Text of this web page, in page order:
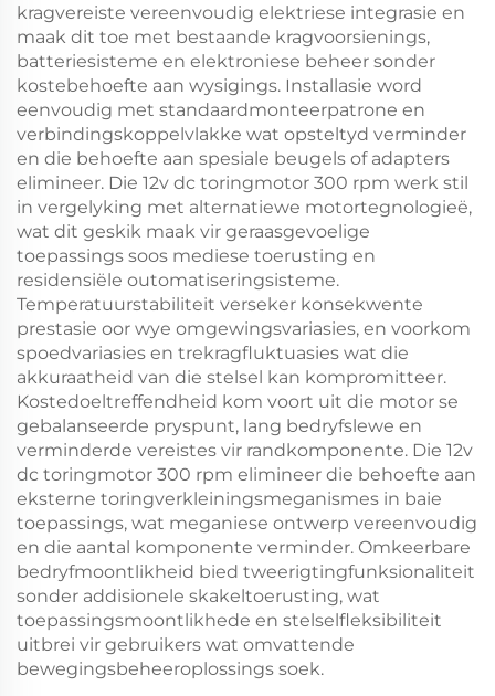
kragvereiste vereenvoudig elektriese integrasie en
maak dit toe met bestaande kragvoorsienings,
batteriesisteme en elektroniese beheer sonder
kostebehoefte aan wysigings. Installasie word
eenvoudig met standaardmonteerpatrone en
verbindingskoppelvlakke wat opsteltyd verminder
en die behoefte aan spesiale beugels of adapters
elimineer. Die 12v dc toringmotor 300 rpm werk stil
in vergelyking met alternatiewe motortegnologieë,
wat dit geskik maak vir geraasgevoelige
toepassings soos mediese toerusting en
residensiële outomatiseringsisteme.
Temperatuurstabiliteit verseker konsekwente
prestasie oor wye omgewingsvariasies, en voorkom
spoedvariasies en trekragfluktuasies wat die
akkuraatheid van die stelsel kan kompromitteer.
Kostedoeltreffendheid kom voort uit die motor se
gebalanseerde pryspunt, lang bedryfslewe en
verminderde vereistes vir randkomponente. Die 12v
dc toringmotor 300 rpm elimineer die behoefte aan
eksterne toringverkleiningsmeganismes in baie
toepassings, wat meganiese ontwerp vereenvoudig
en die aantal komponente verminder. Omkeerbare
bedryfmoontlikheid bied tweerigtingfunksionaliteit
sonder addisionele skakeltoerusting, wat
toepassingsmoontlikhede en stelselfleksibiliteit
uitbrei vir gebruikers wat omvattende
bewegingsbeheeroplossings soek.